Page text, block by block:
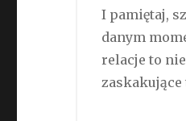
I pamiętaj,
danym
relacje to
zaskakujące